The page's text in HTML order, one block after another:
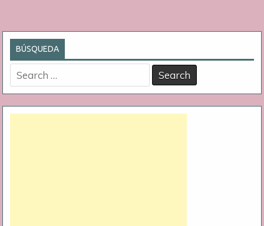
BÚSQUEDA
Search
for: